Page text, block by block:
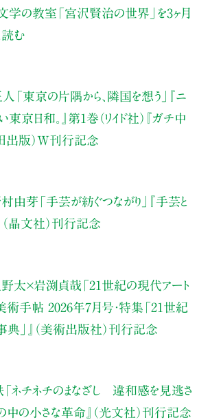
文学の教室 「宮沢賢治の世界」を3ヶ月
読む
「東京の片隅から、隣国を想う」
『ニ
東京日和。』第1巻（リイド社） 『ガチ中
出版）W刊行記念
由芽 「手芸が紡ぐつながり」
『手芸と
（晶文社）刊行記念
太×岩渕貞哉 「21世紀の現代アート
術手帖 2026年7月号・特集「21世紀
典」』（美術出版社）刊行記念
「ネチネチのまなざし 違和感を見逃さ
の中の小さな革命』（光文社）刊行記念